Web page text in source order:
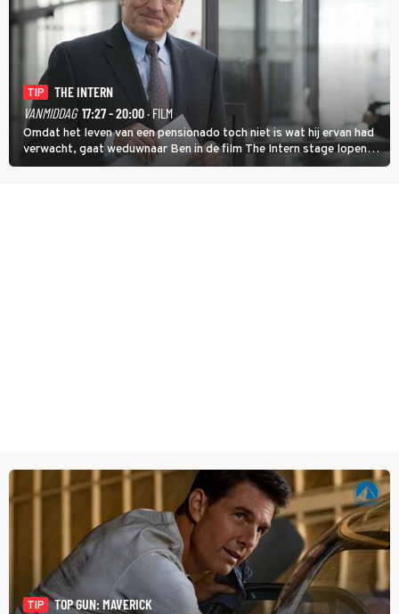
TIP
THE INTERN
VANMIDDAG 17:27 - 20:00· FILM
Omdat het leven van een pensionado toch niet is wat hij ervan had
verwacht, gaat weduwnaar Ben in de film The Intern stage lopen
bij de hippe webwinkel van Jules, wat een gouden zet blijkt te zijn.
TIP
TOP GUN: MAVERICK